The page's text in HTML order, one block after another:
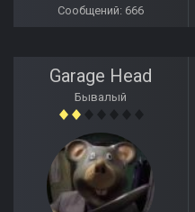
Сообщений: 666
Garage Head
Бывалый